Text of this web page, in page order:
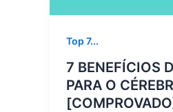
Top 7...
7 BENEFÍCIOS
PARA O